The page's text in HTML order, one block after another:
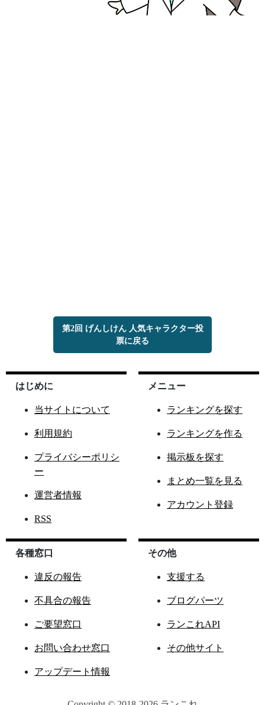
第2回 げんしけん 人気キャラクター投
票に戻る
はじめに
当サイトについて
利用規約
プライバシーポリシ
ー
運営者情報
RSS
メニュー
ランキングを探す
ランキングを作る
掲示板を探す
まとめ一覧を見る
アカウント登録
各種窓口
違反の報告
不具合の報告
ご要望窓口
お問い合わせ窓口
アップデート情報
その他
支援する
ブログパーツ
ランこれAPI
その他サイト